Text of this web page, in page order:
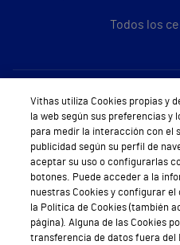
Todos los
Sobre
Trabajar
Teléfono
Teléfono
Vithas utiliza Cookies propias y
la web según sus preferencias y
para medir la interacción con el
publicidad según su perfil de
aceptar su uso o configurarlas
botones. Puede acceder a la
nuestras Cookies y configurar
la Política de Cookies (también
página). Alguna de las Cookies
transferencia de datos fuera del